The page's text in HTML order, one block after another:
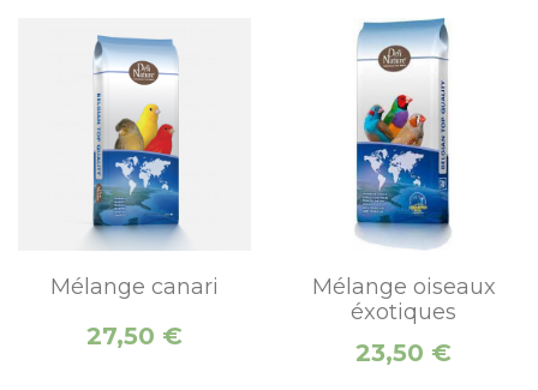
Mélange canari
Prix
27,50 €
Mélange oiseaux
éxotiques
Prix
23,50 €